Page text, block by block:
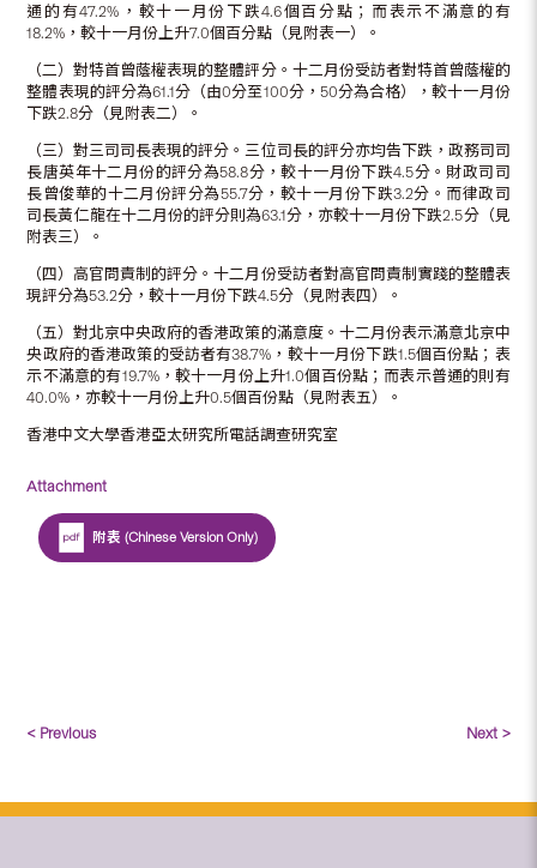
通的有47.2%，較十一月份下跌4.6個百分點；而表示不滿意的有
18.2%，較十一月份上升7.0個百分點（見附表一）。
（二）對特首曾蔭權表現的整體評分。十二月份受訪者對特首曾蔭權的
整體表現的評分為61.1分（由0分至100分，50分為合格），較十一月份
下跌2.8分（見附表二）。
（三）對三司司長表現的評分。三位司長的評分亦均告下跌，政務司司
長唐英年十二月份的評分為58.8分，較十一月份下跌4.5分。財政司司
長曾俊華的十二月份評分為55.7分，較十一月份下跌3.2分。而律政司
司長黃仁龍在十二月份的評分則為63.1分，亦較十一月份下跌2.5分（見
附表三）。
（四）高官問責制的評分。十二月份受訪者對高官問責制實踐的整體表
現評分為53.2分，較十一月份下跌4.5分（見附表四）。
（五）對北京中央政府的香港政策的滿意度。十二月份表示滿意北京中
央政府的香港政策的受訪者有38.7%，較十一月份下跌1.5個百份點；表
示不滿意的有19.7%，較十一月份上升1.0個百份點；而表示普通的則有
40.0%，亦較十一月份上升0.5個百份點（見附表五）。
香港中文大學香港亞太研究所電話調查研究室
Attachment
附表 (Chinese Version Only)
< Previous Next >